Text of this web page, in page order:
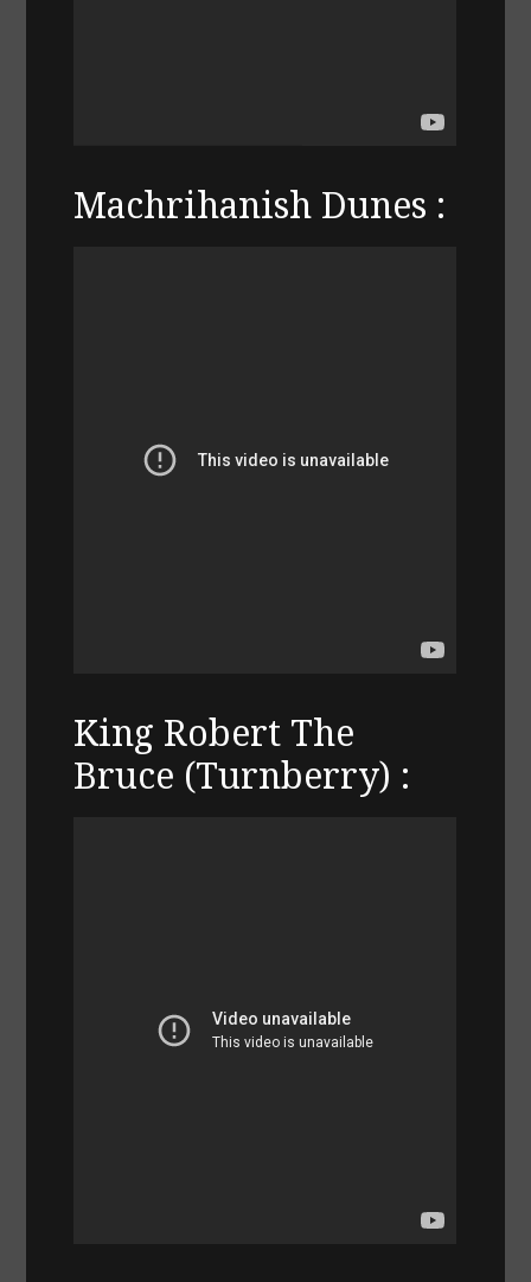
Machrihanish Dunes :
King Robert The
Bruce (Turnberry) :